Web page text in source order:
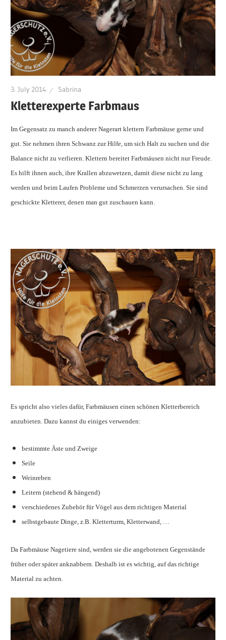
3. July 2014 Sabrina
Kletterexperte Farbmaus
Im Gegensatz zu manch anderer Nagerart klettern Farbmäuse gerne und
gut. Sie nehmen ihren Schwanz zur Hilfe, um sich Halt zu suchen und die
Balance nicht zu verlieren. Klettern bereitet Farbmäusen nicht nur Freude.
Es hilft ihnen auch, ihre Krallen abzuwetzen, damit diese nicht zu lang
werden und beim Laufen Probleme und Schmerzen verursachen. Sie sind
geschickte Kletterer, denen man gut zuschauen kann.
Es spricht also vieles dafür, Farbmäusen einen schönen Kletterbereich
anzubieten. Dazu kannst du einiges verwenden:
bestimmte Äste und Zweige
Seile
Weinreben
Leitern (stehend & hängend)
verschiedenes Zubehör für Vögel aus dem richtigen Material
selbstgebaute Dinge, z.B. Kletterturm, Kletterwand, …
Da Farbmäuse Nagetiere sind, werden sie die angebotenen Gegenstände
früher oder später anknabbern. Deshalb ist es wichtig, auf das richtige
Material zu achten.